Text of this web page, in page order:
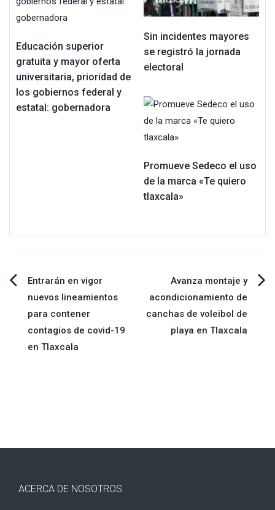
Educación superior
gratuita y mayor oferta
universitaria, prioridad de
los gobiernos federal y
estatal: gobernadora
Sin incidentes mayores
se registró la jornada
electoral
Promueve Sedeco el uso
de la marca «Te quiero
tlaxcala»
Navegación
de
entradas
Entrarán en vigor
nuevos lineamientos
para contener
contagios de covid-19
en Tlaxcala
Avanza montaje y
acondicionamiento de
canchas de voleibol de
playa en Tlaxcala
ACERCA DE NOSOTROS